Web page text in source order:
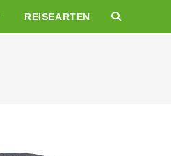
REISEARTEN WEBSITE-